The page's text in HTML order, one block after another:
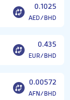
0.1025
AED/BHD
0.435
EUR/BHD
0.00572
AFN/BHD